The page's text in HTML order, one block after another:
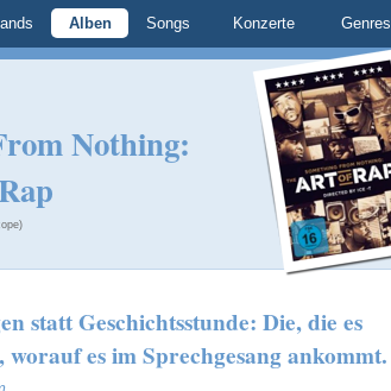
Alben Songs Konzerte Genres
Nothing:
statt Geschichtsstunde: Die, die es
worauf es im Sprechgesang ankommt.